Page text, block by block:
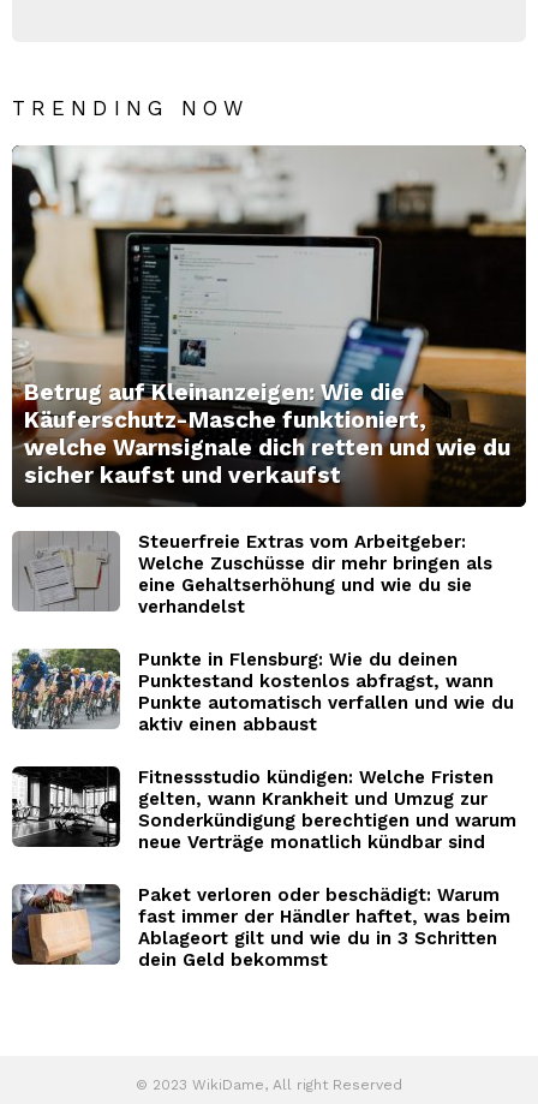
TRENDING NOW
Betrug auf Kleinanzeigen: Wie die
Käuferschutz-Masche funktioniert,
welche Warnsignale dich retten und wie du
sicher kaufst und verkaufst
Steuerfreie Extras vom Arbeitgeber:
Welche Zuschüsse dir mehr bringen als
eine Gehaltserhöhung und wie du sie
verhandelst
Punkte in Flensburg: Wie du deinen
Punktestand kostenlos abfragst, wann
Punkte automatisch verfallen und wie du
aktiv einen abbaust
Fitnessstudio kündigen: Welche Fristen
gelten, wann Krankheit und Umzug zur
Sonderkündigung berechtigen und warum
neue Verträge monatlich kündbar sind
Paket verloren oder beschädigt: Warum
fast immer der Händler haftet, was beim
Ablageort gilt und wie du in 3 Schritten
dein Geld bekommst
© 2023 WikiDame, All right Reserved